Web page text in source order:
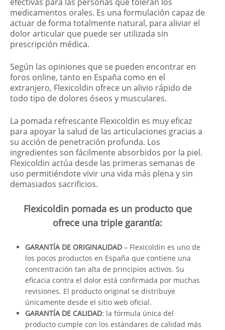
efectivas para las personas que toleran los
medicamentos orales. Es una formulación capaz de
actuar de forma totalmente natural, para aliviar el
dolor articular que puede ser utilizada sin
prescripción médica.
Según las opiniones que se pueden encontrar en
foros online, tanto en España como en el
extranjero, Flexicoldin ofrece un alivio rápido de
todo tipo de dolores óseos y musculares.
La pomada refrescante Flexicoldin es muy eficaz
para apoyar la salud de las articulaciones gracias a
su acción de penetración profunda. Los
ingredientes son fácilmente absorbidos por la piel.
Flexicoldin actúa desde las primeras semanas de
uso permitiéndote vivir una vida más plena y sin
demasiados sacrificios.
Flexicoldin pomada es un producto que
ofrece una triple garantía:
GARANTÍA DE ORIGINALIDAD – Flexicoldin es uno de
los pocos productos en España que contiene una
concentración tan alta de principios activos. Su
eficacia contra el dolor está confirmada por muchas
revisiones. El producto original se distribuye
únicamente desde el sitio web oficial.
GARANTÍA DE CALIDAD: la fórmula única del
producto cumple con los estándares de calidad más